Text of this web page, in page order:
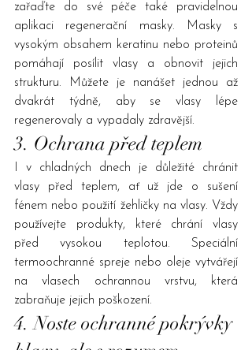
zařaďte do své péče také pravidelnou
aplikaci regenerační masky. Masky s
vysokým obsahem keratinu nebo proteinů
pomáhají posílit vlasy a obnovit jejich
strukturu. Můžete je nanášet jednou až
dvakrát týdně, aby se vlasy lépe
regenerovaly a vypadaly zdravější.
3. Ochrana před teplem
I v chladných dnech je důležité chránit
vlasy před teplem, ať už jde o sušení
fénem nebo použití žehličky na vlasy. Vždy
používejte produkty, které chrání vlasy
před vysokou teplotou. Speciální
termoochranné spreje nebo oleje vytvářejí
na vlasech ochrannou vrstvu, která
zabraňuje jejich poškození.
4. Noste ochranné pokrývky